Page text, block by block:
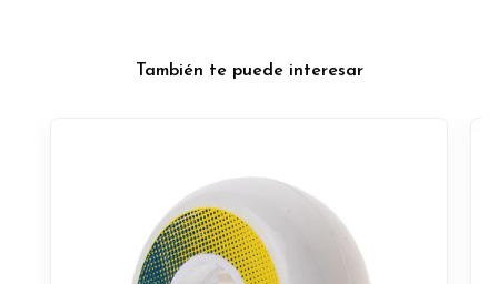
También te puede interesar